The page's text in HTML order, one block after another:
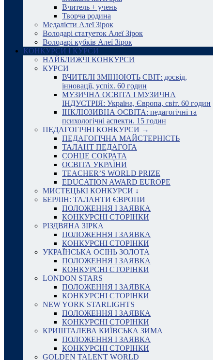
Вчитель + учень
Творча родина
Медалісти Алеї Зірок
Володарі статуеток Алеї Зірок
Володарі кубків Алеї Зірок
КОНКУРСИ І КУРСИ
НАЙБЛИЖЧІ КОНКУРСИ
КУРСИ
ВЧИТЕЛІ ЗМІНЮЮТЬ СВІТ: досвід,
інновації, успіх. 60 годин
МУЗИЧНА ОСВІТА І МУЗИЧНА
ІНДУСТРІЯ: Україна, Європа, світ. 60 годин
ІНКЛЮЗИВНА ОСВІТА: педагогічні та
психологічні аспекти. 15 годин
ПЕДАГОГІЧНІ КОНКУРСИ →
ПЕДАГОГІЧНА МАЙСТЕРНІСТЬ
ТАЛАНТ ПЕДАГОГА
СОНЦЕ СОКРАТА
ОСВІТА УКРАЇНИ
TEACHER’S WORLD PRIZE
EDUCATION AWARD EUROPE
МИСТЕЦЬКІ КОНКУРСИ ↓
БЕРЛІН: ТАЛАНТИ ЄВРОПИ
ПОЛОЖЕННЯ І ЗАЯВКА
КОНКУРСНІ СТОРІНКИ
РІЗДВЯНА ЗІРКА
ПОЛОЖЕННЯ І ЗАЯВКА
КОНКУРСНІ СТОРІНКИ
УКРАЇНСЬКА ОСІНЬ ЗОЛОТА
ПОЛОЖЕННЯ І ЗАЯВКА
КОНКУРСНІ СТОРІНКИ
LONDON STARS
ПОЛОЖЕННЯ І ЗАЯВКА
КОНКУРСНІ СТОРІНКИ
NEW YORK STARLIGHTS
ПОЛОЖЕННЯ І ЗАЯВКА
КОНКУРСНІ СТОРІНКИ
КРИШТАЛЕВА КИЇВСЬКА ЗИМА
ПОЛОЖЕННЯ І ЗАЯВКА
КОНКУРСНІ СТОРІНКИ
GOLDEN TALENT WORLD